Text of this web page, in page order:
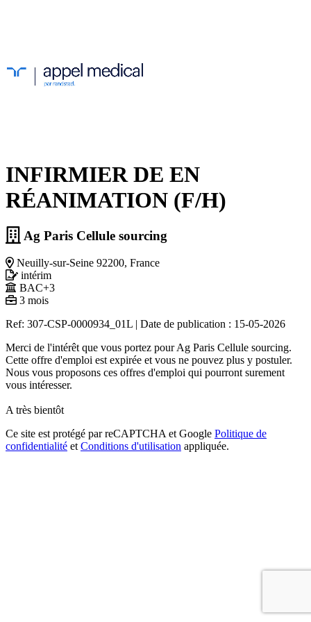
INFIRMIER DE EN
RÉANIMATION (F/H)
Ag Paris Cellule sourcing
Neuilly-sur-Seine 92200, France
intérim
BAC+3
3 mois
Ref: 307-CSP-0000934_01L | Date de publication : 15-05-2026
Merci de l'intérêt que vous portez pour Ag Paris Cellule sourcing.
Cette offre d'emploi est expirée et vous ne pouvez plus y postuler.
Nous vous proposons ces offres d'emploi qui pourront surement
vous intéresser.
A très bientôt
Ce site est protégé par reCAPTCHA et Google Politique de
confidentialité et Conditions d'utilisation appliquée.